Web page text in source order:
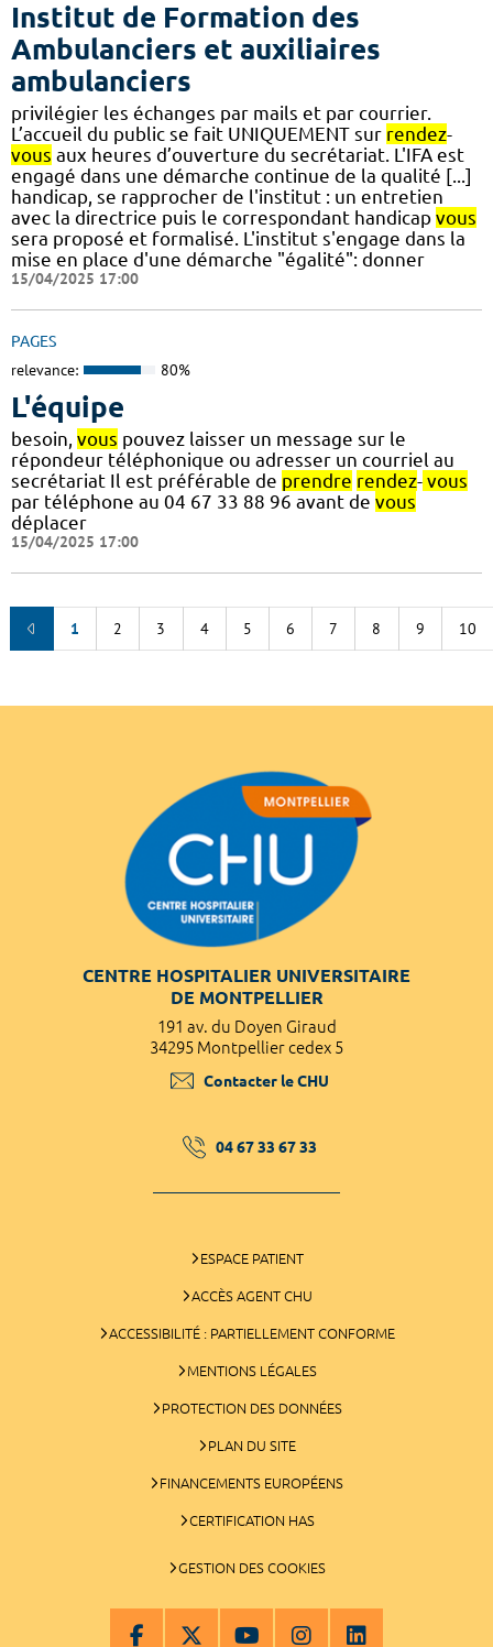
Institut de Formation des
Ambulanciers et auxiliaires
ambulanciers
privilégier les échanges par mails et par courrier.
L’accueil du public se fait UNIQUEMENT sur rendez-
vous aux heures d’ouverture du secrétariat. L'IFA est
engagé dans une démarche continue de la qualité [...]
handicap, se rapprocher de l'institut : un entretien
avec la directrice puis le correspondant handicap vous
sera proposé et formalisé. L'institut s'engage dans la
mise en place d'une démarche "égalité": donner
15/04/2025 17:00
PAGES
relevance: 80%
L'équipe
besoin, vous pouvez laisser un message sur le
répondeur téléphonique ou adresser un courriel au
secrétariat Il est préférable de prendre rendez- vous
par téléphone au 04 67 33 88 96 avant de vous
déplacer
15/04/2025 17:00
1 2 3 4 5 6 7 8 9 10
CENTRE HOSPITALIER UNIVERSITAIRE
DE MONTPELLIER
191 av. du Doyen Giraud
34295 Montpellier cedex 5
Contacter le CHU
04 67 33 67 33
ESPACE PATIENT
ACCÈS AGENT CHU
ACCESSIBILITÉ : PARTIELLEMENT CONFORME
MENTIONS LÉGALES
PROTECTION DES DONNÉES
PLAN DU SITE
FINANCEMENTS EUROPÉENS
CERTIFICATION HAS
GESTION DES COOKIES